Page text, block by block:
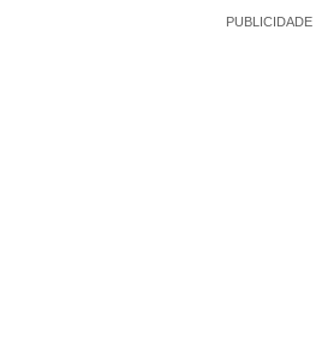
PUBLICIDADE